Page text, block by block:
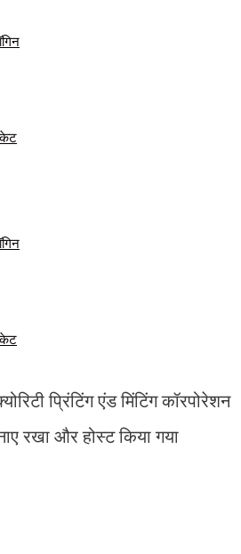
प्रिंटिंग एंड मिंटिंग कॉरपोरेशन
रखा और होस्ट किया गया